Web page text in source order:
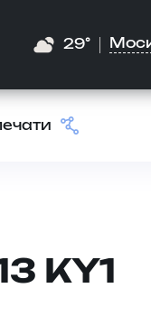
29°
KY1